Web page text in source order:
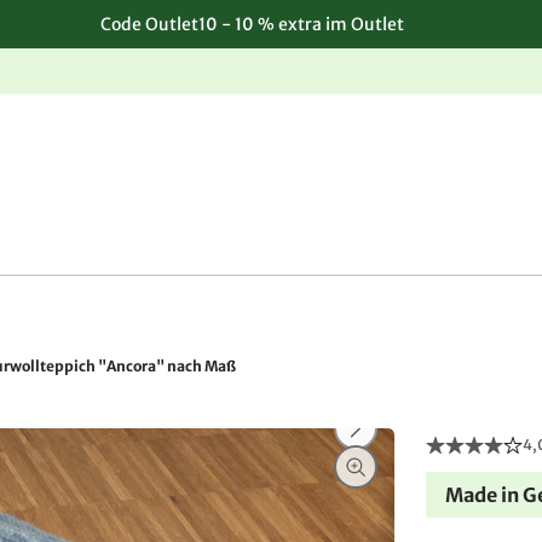
Code Outlet10 - 10 % extra im Outlet
"Ancora" nach Maß
Made in